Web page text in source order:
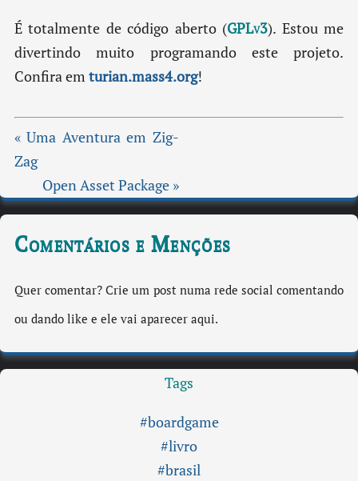
É totalmente de código aberto (GPLv3). Estou me
divertindo muito programando este projeto.
Confira em turian.mass4.org!
« Uma Aventura em Zig-
Zag
Open Asset Package »
Comentários e Menções
Quer comentar? Crie um post numa rede social comentando
ou dando like e ele vai aparecer aqui.
Tags
#boardgame
#livro
#brasil